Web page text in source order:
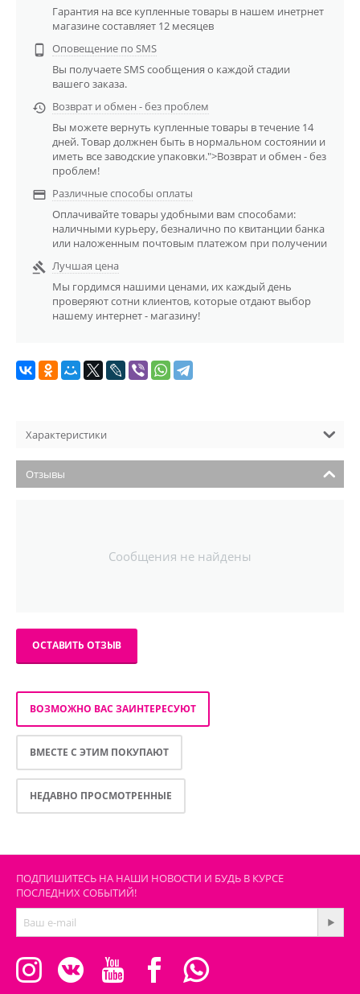
Гарантия на все купленные товары в нашем инетрнет
магазине составляет 12 месяцев

Оповещение по SMS
Вы получаете SMS сообщения о каждой стадии
вашего заказа.
 Возврат и обмен - без проблем
Вы можете вернуть купленные товары в течение 14
дней. Товар должнен быть в нормальном состоянии и
иметь все заводские упаковки.">Возврат и обмен - без
проблем!
 Различные способы оплаты
Оплачивайте товары удобными вам способами:
наличными курьеру, безналично по квитанции банка
или наложенным почтовым платежом при получении

Лучшая цена
Мы гордимся нашими ценами, их каждый день
проверяют сотни клиентов, которые отдают выбор
нашему интернет - магазину!
Характеристики
Отзывы
Сообщения не найдены
ОСТАВИТЬ ОТЗЫВ
ВОЗМОЖНО ВАС ЗАИНТЕРЕСУЮТ
ВМЕСТЕ С ЭТИМ ПОКУПАЮТ
НЕДАВНО ПРОСМОТРЕННЫЕ
ПОДПИШИТЕСЬ НА НАШИ НОВОСТИ И БУДЬ В КУРСЕ
ПОСЛЕДНИХ СОБЫТИЙ!